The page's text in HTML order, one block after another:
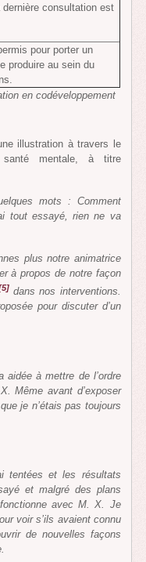
dernière consultation est
pour porter un
produire au sein du
en codéveloppement
illustration à travers le
santé mentale, à titre
mots : Comment
tout essayé, rien ne va
plus notre animatrice
à propos de notre façon
dans nos interventions.
pour discuter d’un
aidée à mettre de l’ordre
Même avant d’exposer
je n’étais pas toujours
tentées et les résultats
et malgré des plans
avec M. X. Je
voir s’ils avaient connu
de nouvelles façons